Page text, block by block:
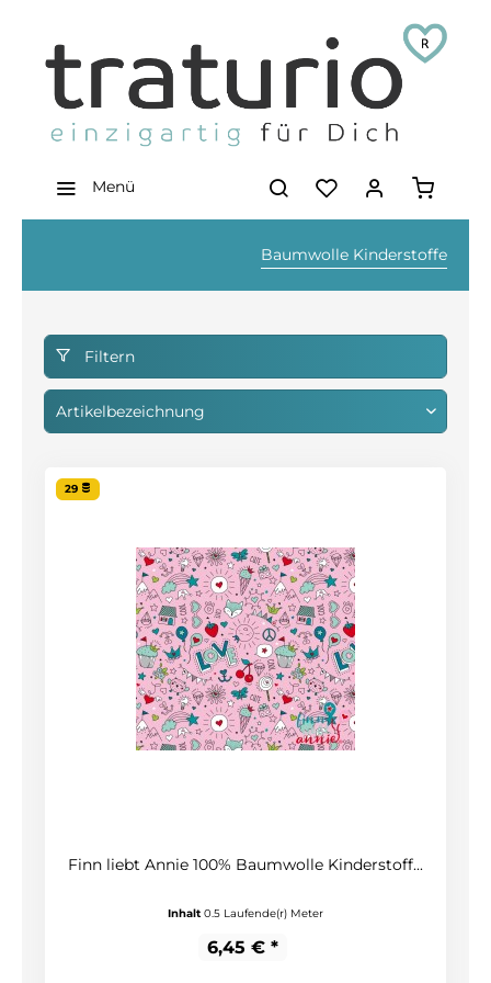
Menü
Baumwolle Kinderstoffe
Filtern
29
Finn liebt Annie 100% Baumwolle Kinderstoff...
Inhalt 0.5 Laufende(r) Meter
6,45 € *